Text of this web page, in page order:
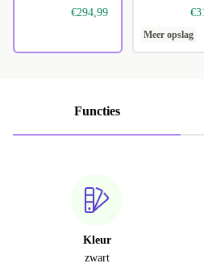
€294,99
Meer opslag
Functies
Kleur
zwart